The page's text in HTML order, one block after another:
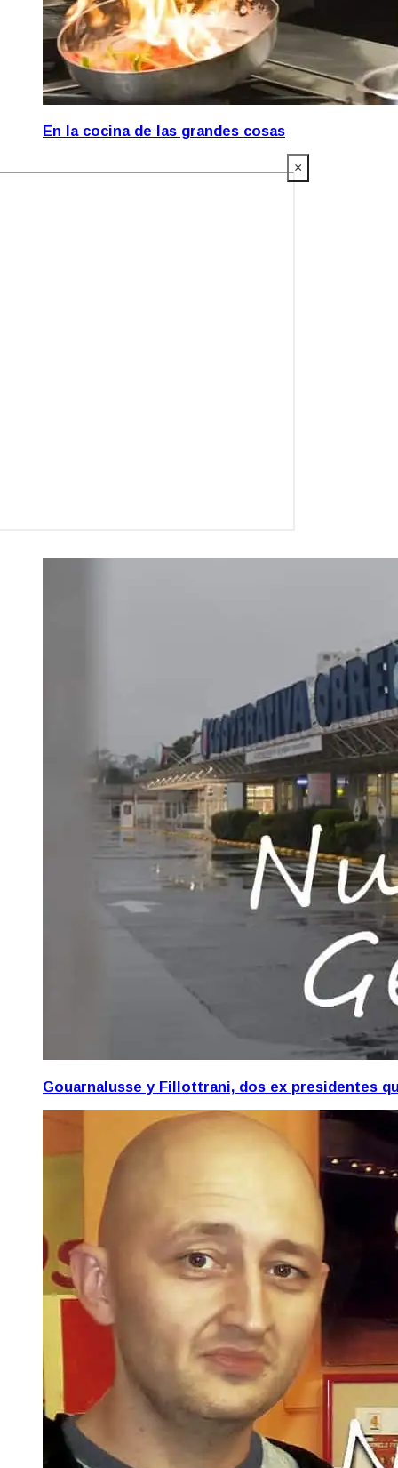
En la cocina de las grandes cosas
×
Gouarnalusse y Fillottrani, dos ex presidentes